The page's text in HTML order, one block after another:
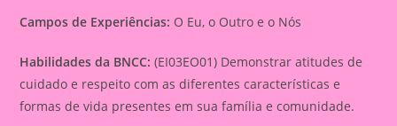
Campos de Experiências: O Eu, o Outro e o Nós
Habilidades da BNCC: (EI03EO01) Demonstrar atitudes de
cuidado e respeito com as diferentes características e
formas de vida presentes em sua família e comunidade.